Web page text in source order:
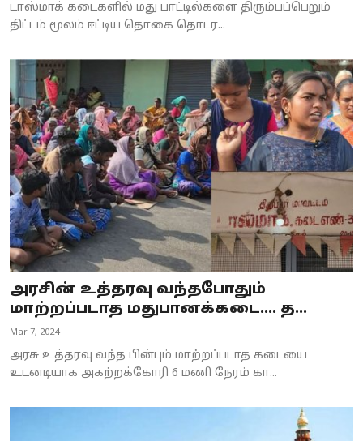
டாஸ்மாக் கடைகளில் மது பாட்டில்களை திரும்பப்பெறும்
திட்டம் மூலம் ஈட்டிய தொகை தொடர...
அரசின் உத்தரவு வந்தபோதும்
மாற்றப்படாத மதுபானக்கடை.... த...
Mar 7, 2024
அரசு உத்தரவு வந்த பின்பும் மாற்றப்படாத கடையை
உடனடியாக அகற்றக்கோரி 6 மணி நேரம் கா...